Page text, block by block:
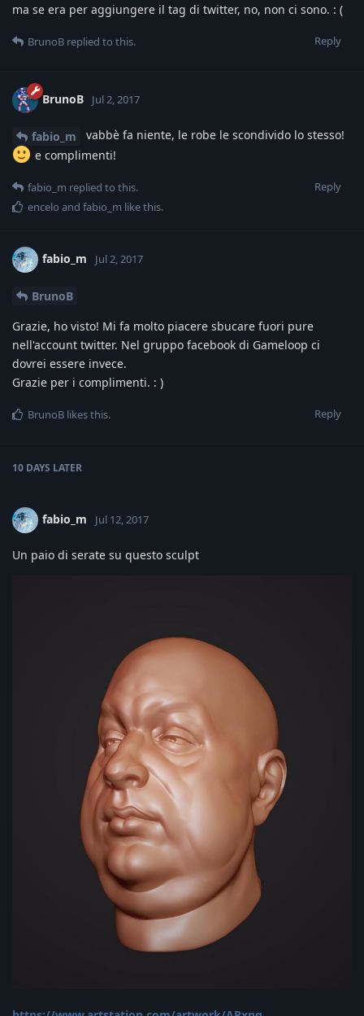
ma se era per aggiungere il tag di twitter, no, non ci sono. : (
Reply
BrunoB replied to this.
BrunoB Jul 2, 2017
fabio_m
vabbè fa niente, le robe le scondivido lo stesso!
e complimenti!
Reply
fabio_m replied to this.
encelo and fabio_m like this.
fabio_m Jul 2, 2017
BrunoB
Grazie, ho visto! Mi fa molto piacere sbucare fuori pure
nell'account twitter. Nel gruppo facebook di Gameloop ci
dovrei essere invece.
Grazie per i complimenti. : )
Reply
BrunoB likes this.
10 DAYS LATER
fabio_m Jul 12, 2017
Un paio di serate su questo sculpt